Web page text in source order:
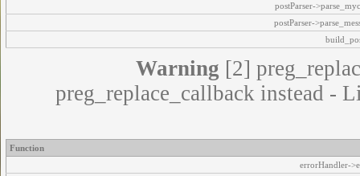
postParser-
postParser-
Warning [2]
preg_replace_callback instead -
Function
errorHandler-